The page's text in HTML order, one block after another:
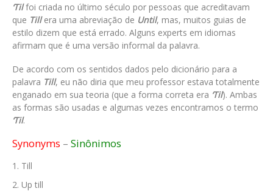
‘Tilfoi criada no último século por pessoas que acreditavam
que Tillera uma abreviação de Until, mas, muitos guias de
estilo dizem que está errado. Alguns experts em idiomas
afirmam que é uma versão informal da palavra.
De acordo com os sentidos dados pelo dicionário para a
palavra Till, eu não diria que meu professor estava totalmente
enganado em sua teoria (que a forma correta era ‘Til). Ambas
as formas são usadas e algumas vezes encontramos o termo
‘Til.
Synonyms – Sinônimos
Till
Up till